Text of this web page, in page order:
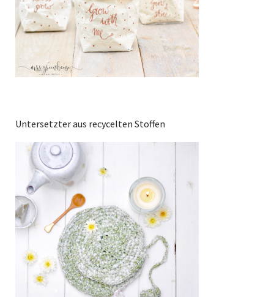
Untersetzter aus recycelten Stoffen